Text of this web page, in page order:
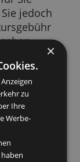
im
sogar
Banking
offen.
ins
Kosten.